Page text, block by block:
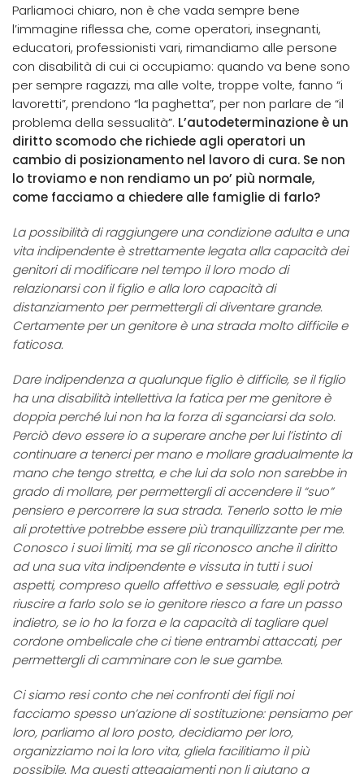
Parliamoci chiaro, non è che vada sempre bene
l’immagine riflessa che, come operatori, insegnanti,
educatori, professionisti vari, rimandiamo alle persone
con disabilità di cui ci occupiamo: quando va bene sono
per sempre ragazzi, ma alle volte, troppe volte, fanno “i
lavoretti”, prendono “la paghetta”, per non parlare de “il
problema della sessualità”. L’autodeterminazione è un
diritto scomodo che richiede agli operatori un
cambio di posizionamento nel lavoro di cura. Se non
lo troviamo e non rendiamo un po’ più normale,
come facciamo a chiedere alle famiglie di farlo?
La possibilità di raggiungere una condizione adulta e una
vita indipendente è strettamente legata alla capacità dei
genitori di modificare nel tempo il loro modo di
relazionarsi con il figlio e alla loro capacità di
distanziamento per permettergli di diventare grande.
Certamente per un genitore è una strada molto difficile e
faticosa.
Dare indipendenza a qualunque figlio è difficile, se il figlio
ha una disabilità intellettiva la fatica per me genitore è
doppia perché lui non ha la forza di sganciarsi da solo.
Perciò devo essere io a superare anche per lui l’istinto di
continuare a tenerci per mano e mollare gradualmente la
mano che tengo stretta, e che lui da solo non sarebbe in
grado di mollare, per permettergli di accendere il “suo”
pensiero e percorrere la sua strada. Tenerlo sotto le mie
ali protettive potrebbe essere più tranquillizzante per me.
Conosco i suoi limiti, ma se gli riconosco anche il diritto
ad una sua vita indipendente e vissuta in tutti i suoi
aspetti, compreso quello affettivo e sessuale, egli potrà
riuscire a farlo solo se io genitore riesco a fare un passo
indietro, se io ho la forza e la capacità di tagliare quel
cordone ombelicale che ci tiene entrambi attaccati, per
permettergli di camminare con le sue gambe.
Ci siamo resi conto che nei confronti dei figli noi
facciamo spesso un’azione di sostituzione: pensiamo per
loro, parliamo al loro posto, decidiamo per loro,
organizziamo noi la loro vita, gliela facilitiamo il più
possibile. Ma questi atteggiamenti non li aiutano a